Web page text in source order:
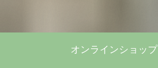
オンラインショップ